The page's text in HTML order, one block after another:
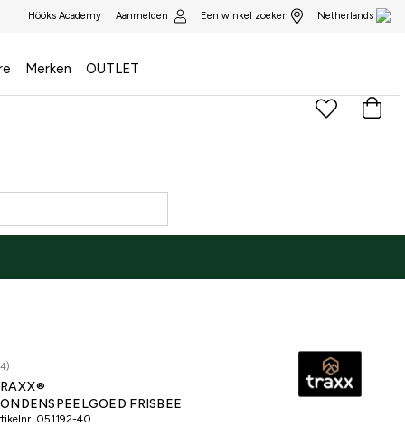
Hööks Academy Aanmelden Een winkel zoeken Netherlands
Merken OUTLET
FRISBEE
051192-40